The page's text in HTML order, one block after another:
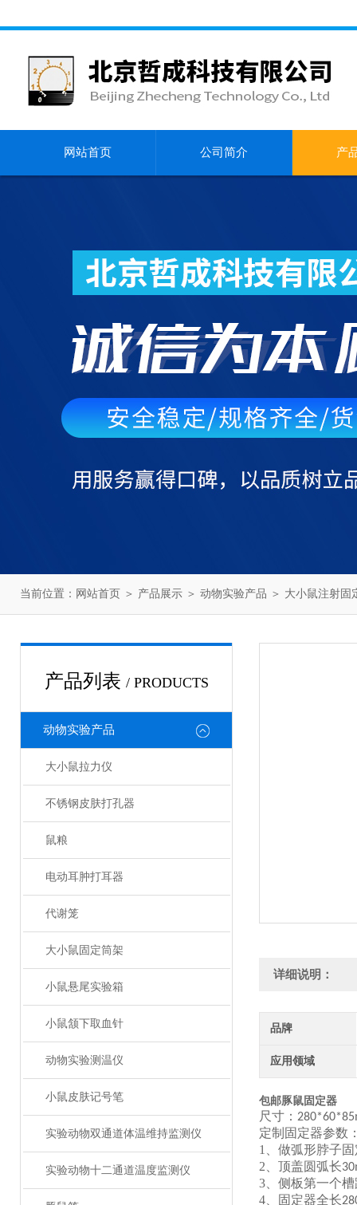
网站首页 公司简介 产
当前位置： 网站首页 ＞ 产品展示 ＞ 动物实验产品 ＞ 大小鼠注射固
产品列表 / PRODUCTS
动物实验产品
大小鼠拉力仪
不锈钢皮肤打孔器
鼠粮
电动耳肿打耳器
代谢笼
大小鼠固定筒架
小鼠悬尾实验箱
小鼠颔下取血针
动物实验测温仪
小鼠皮肤记号笔
实验动物双通道体温维持监测仪
实验动物十二通道温度监测仪
详细说明：
品牌
应用领域
包邮豚鼠固定器
尺寸：
定制固定器参数
1、 做弧形脖子固
2、 顶盖圆弧长
3、 侧板第一个
4、
固定器全长